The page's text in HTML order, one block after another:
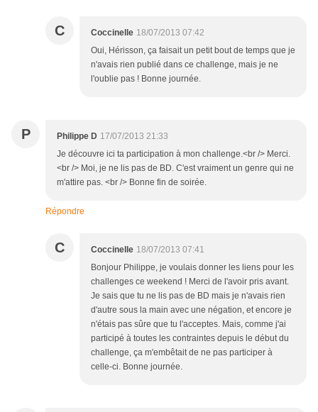
C Coccinelle 18/07/2013 07:42
Oui, Hérisson, ça faisait un petit bout de temps que je
n'avais rien publié dans ce challenge, mais je ne
l'oublie pas ! Bonne journée.
P Philippe D 17/07/2013 21:33
Je découvre ici ta participation à mon challenge.<br /> Merci.
<br /> Moi, je ne lis pas de BD. C'est vraiment un genre qui ne
m'attire pas. <br /> Bonne fin de soirée.
Répondre
C Coccinelle 18/07/2013 07:41
Bonjour Philippe, je voulais donner les liens pour les
challenges ce weekend ! Merci de l'avoir pris avant.
Je sais que tu ne lis pas de BD mais je n'avais rien
d'autre sous la main avec une négation, et encore je
n'étais pas sûre que tu l'acceptes. Mais, comme j'ai
participé à toutes les contraintes depuis le début du
challenge, ça m'embêtait de ne pas participer à
celle-ci. Bonne journée.